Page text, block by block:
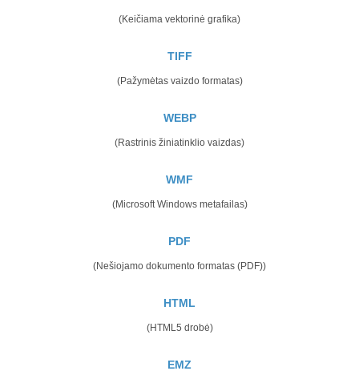
(Keičiama vektorinė grafika)
TIFF
(Pažymėtas vaizdo formatas)
WEBP
(Rastrinis žiniatinklio vaizdas)
WMF
(Microsoft Windows metafailas)
PDF
(Nešiojamo dokumento formatas (PDF))
HTML
(HTML5 drobė)
EMZ